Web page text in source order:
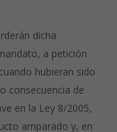
dicha
a petición
hubieran sido
consecuencia de
en la Ley 8/2005,
amparado y, en